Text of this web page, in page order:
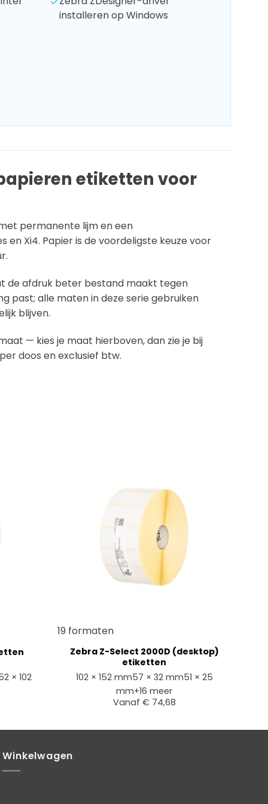
installeren op Windows
etiketten voor
permanente lijm en een
Xi4. Papier is de voordeligste keuze voor
de afdruk beter bestand maakt tegen
past; alle maten in deze serie gebruiken
blijven.
— kies je maat hierboven, dan zie je bij
doos en exclusief btw.
× 102
19 formaten
Zebra Z-Select 2000D (desktop)
etiketten
102 × 152 mm57 × 32 mm51 × 25
mm+16 meer
Vanaf € 74,68
Winkelwagen